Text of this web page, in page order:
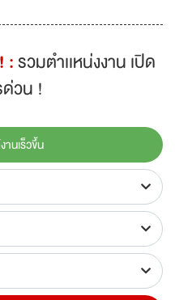
:รวมตำเเหน่งงาน เปิด
วน !
านเร็วขึ้น